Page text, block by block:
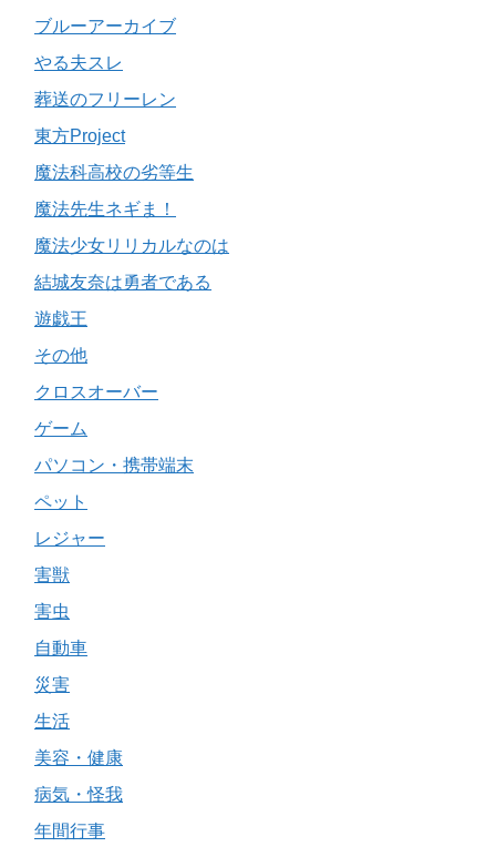
ブルーアーカイブ
やる夫スレ
葬送のフリーレン
東方Project
魔法科高校の劣等生
魔法先生ネギま！
魔法少女リリカルなのは
結城友奈は勇者である
遊戯王
その他
クロスオーバー
ゲーム
パソコン・携帯端末
ペット
レジャー
害獣
害虫
自動車
災害
生活
美容・健康
病気・怪我
年間行事